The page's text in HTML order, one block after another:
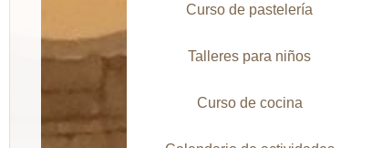
Curso de pastelería
Talleres para niños
Curso de cocina